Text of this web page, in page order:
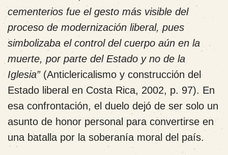
cementerios fue el gesto más visible del
proceso de modernización liberal, pues
simbolizaba el control del cuerpo aún en la
muerte, por parte del Estado y no de la
Iglesia” (Anticlericalismo y construcción del
Estado liberal en Costa Rica, 2002, p. 97). En
esa confrontación, el duelo dejó de ser solo un
asunto de honor personal para convertirse en
una batalla por la soberanía moral del país.